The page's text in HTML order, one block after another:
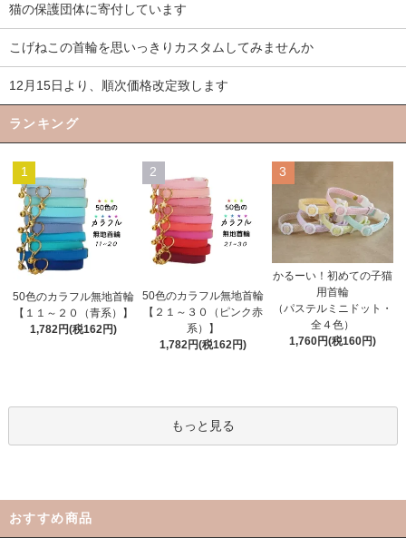
猫の保護団体に寄付しています
こげねこの首輪を思いっきりカスタムしてみませんか
12月15日より、順次価格改定致します
ランキング
1
50色のカラフル無地首輪
【１１～２０（青系）】
1,782円(税162円)
2
50色のカラフル無地首輪
【２１～３０（ピンク赤
系）】
1,782円(税162円)
3
かるーい！初めての子猫
用首輪
（パステルミニドット・
全４色）
1,760円(税160円)
もっと見る
おすすめ商品